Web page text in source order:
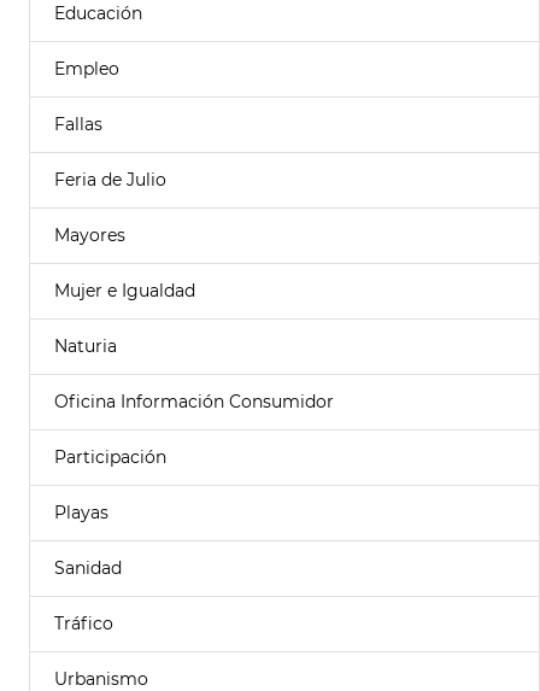
Educación
Empleo
Fallas
Feria de Julio
Mayores
Mujer e Igualdad
Naturia
Oficina Información Consumidor
Participación
Playas
Sanidad
Tráfico
Urbanismo